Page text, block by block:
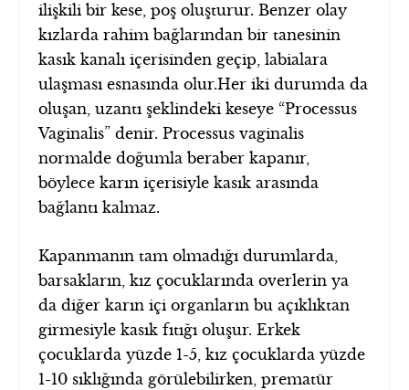
ilişkili bir kese, poş oluşturur. Benzer olay
kızlarda rahim bağlarından bir tanesinin
kasık kanalı içerisinden geçip, labialara
ulaşması esnasında olur.Her iki durumda da
oluşan, uzantı şeklindeki keseye “Processus
Vaginalis” denir. Processus vaginalis
normalde doğumla beraber kapanır,
böylece karın içerisiyle kasık arasında
bağlantı kalmaz.
Kapanmanın tam olmadığı durumlarda,
barsakların, kız çocuklarında overlerin ya
da diğer karın içi organların bu açıklıktan
girmesiyle kasık fıtığı oluşur. Erkek
çocuklarda yüzde 1-5, kız çocuklarda yüzde
1-10 sıklığında görülebilirken, prematür